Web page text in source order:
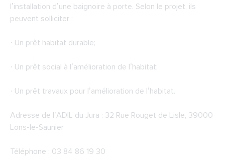
l’installation d’une baignoire à porte. Selon le projet, ils
peuvent solliciter :
· Un prêt habitat durable;
· Un prêt social à l’amélioration de l’habitat;
· Un prêt travaux pour l’amélioration de l’habitat.
Adresse de l’ADIL du Jura : 32 Rue Rouget de Lisle, 39000
Lons-le-Saunier
Téléphone : 03 84 86 19 30